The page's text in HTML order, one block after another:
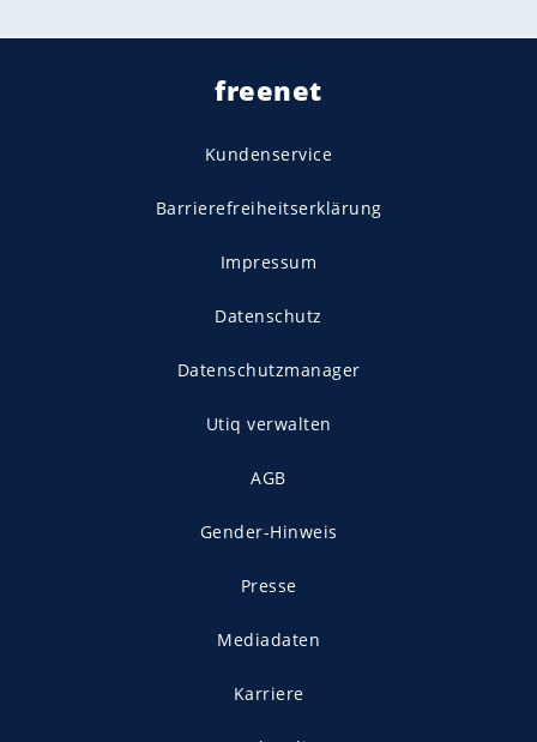
freenet
Kundenservice
Barrierefreiheitserklärung
Impressum
Datenschutz
Datenschutzmanager
Utiq verwalten
AGB
Gender-Hinweis
Presse
Mediadaten
Karriere